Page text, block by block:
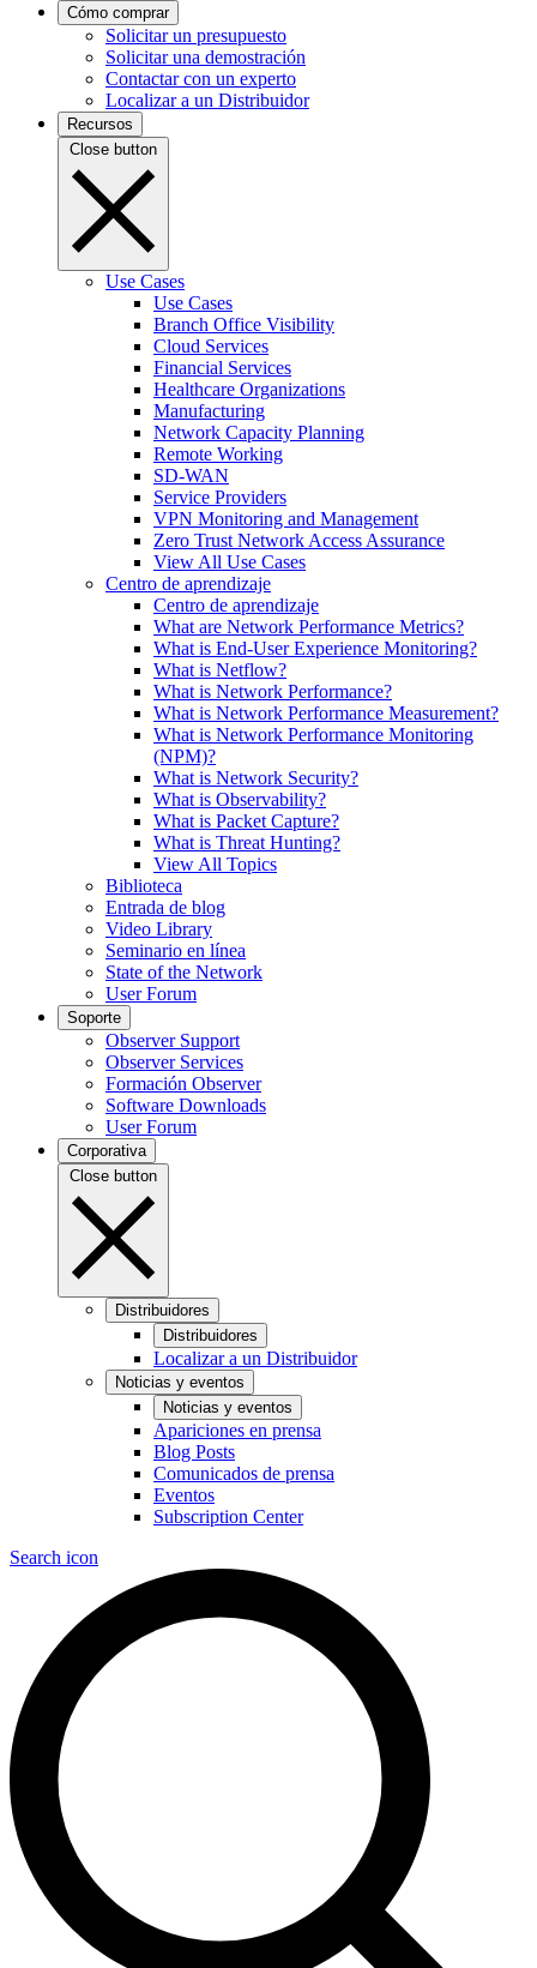
Cómo comprar
Solicitar un presupuesto
Solicitar una demostración
Contactar con un experto
Localizar a un Distribuidor
Recursos
Close button
Use Cases
Use Cases
Branch Office Visibility
Cloud Services
Financial Services
Healthcare Organizations
Manufacturing
Network Capacity Planning
Remote Working
SD-WAN
Service Providers
VPN Monitoring and Management
Zero Trust Network Access Assurance
View All Use Cases
Centro de aprendizaje
Centro de aprendizaje
What are Network Performance Metrics?
What is End-User Experience Monitoring?
What is Netflow?
What is Network Performance?
What is Network Performance Measurement?
What is Network Performance Monitoring
(NPM)?
What is Network Security?
What is Observability?
What is Packet Capture?
What is Threat Hunting?
View All Topics
Biblioteca
Entrada de blog
Video Library
Seminario en línea
State of the Network
User Forum
Soporte
Observer Support
Observer Services
Formación Observer
Software Downloads
User Forum
Corporativa
Close button
Distribuidores
Distribuidores
Localizar a un Distribuidor
Noticias y eventos
Noticias y eventos
Apariciones en prensa
Blog Posts
Comunicados de prensa
Eventos
Subscription Center
Search icon